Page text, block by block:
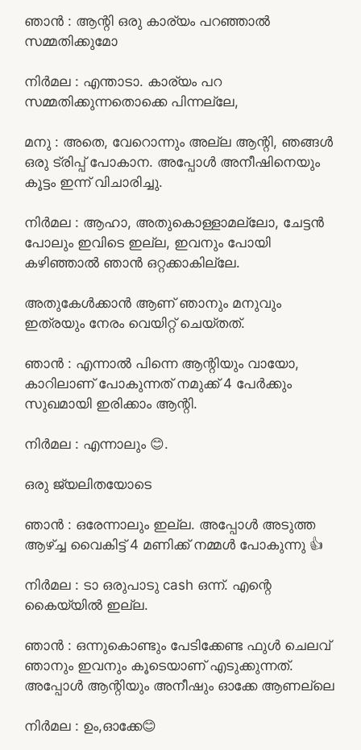
ഞാൻ : ആന്റി ഒരു കാര്യം പറഞ്ഞാൽ
സമ്മതിക്കുമോ
നിർമല : എന്താടാ. കാര്യം പറ
സമ്മതിക്കുന്നതൊക്കെ പിന്നല്ലേ,
മനു : അതെ, വേറൊന്നും അല്ല ആന്റി, ഞങ്ങൾ
ഒരു ട്രിപ്പ്‌ പോകാന. അപ്പോൾ അനീഷിനെയും
കൂട്ടം ഇന്ന് വിചാരിച്ചു.
നിർമല : ആഹാ, അതുകൊള്ളാമല്ലോ, ചേട്ടൻ
പോലും ഇവിടെ ഇല്ല, ഇവനും പോയി
കഴിഞ്ഞാൽ ഞാൻ ഒറ്റക്കാകില്ലേ.
അതുകേൾക്കാൻ ആണ് ഞാനും മനുവും
ഇത്രയും നേരം വെയിറ്റ് ചെയ്തത്.
ഞാൻ : എന്നാൽ പിന്നെ ആന്റിയും വായോ,
കാറിലാണ് പോകുന്നത് നമുക്ക് 4 പേർക്കും
സുഖമായി ഇരിക്കാം ആന്റി.
നിർമല : എന്നാലും 😊.
ഒരു ജ്യലിതയോടെ
ഞാൻ : ഒരേന്നാലും ഇല്ല. അപ്പോൾ അടുത്ത
ആഴ്ച്ച വൈകിട്ട് 4 മണിക്ക് നമ്മൾ പോകുന്നു 👍
നിർമല : ടാ ഒരുപാടു cash ഒന്ന്. എന്റെ
കൈയ്യിൽ ഇല്ല.
ഞാൻ : ഒന്നുകൊണ്ടും പേടിക്കേണ്ട ഫുൾ ചെലവ്
ഞാനും ഇവനും കൂടെയാണ് എടുക്കുന്നത്.
അപ്പോൾ ആന്റിയും അനീഷും ഓക്കേ ആണല്ലെ
നിർമല : ഉം,ഓക്കേ😊